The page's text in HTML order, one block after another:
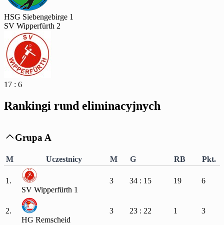
HSG Siebengebirge 1
SV Wipperfürth 2
17 : 6
Rankingi rund eliminacyjnych
 Grupa A
M Uczestnicy M G RB Pkt.
1.
SV Wipperfürth 1
3 34 : 15 19 6
2.
HG Remscheid
3 23 : 22 1 3